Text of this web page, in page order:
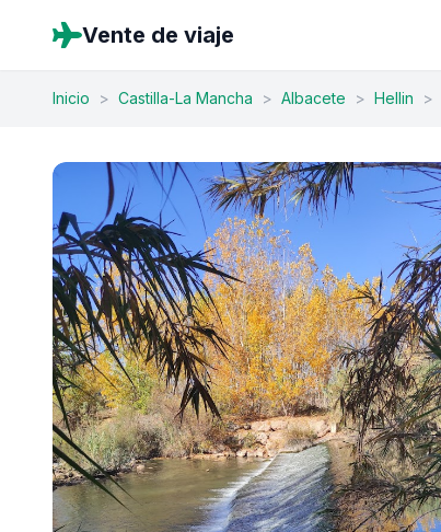
Vente de viaje
Inicio > Castilla-La Mancha > Albacete > Hellin >